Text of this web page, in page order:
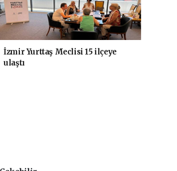
İzmir Yurttaş Meclisi 15 ilçeye
ulaştı